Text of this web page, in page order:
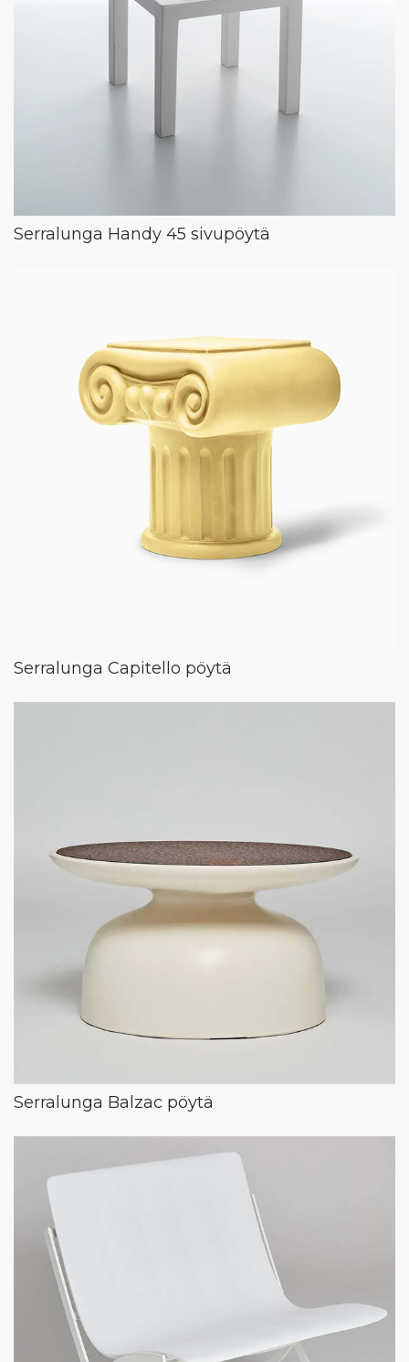
Serralunga Handy 45 sivupöytä
Serralunga Capitello pöytä
Serralunga Balzac pöytä